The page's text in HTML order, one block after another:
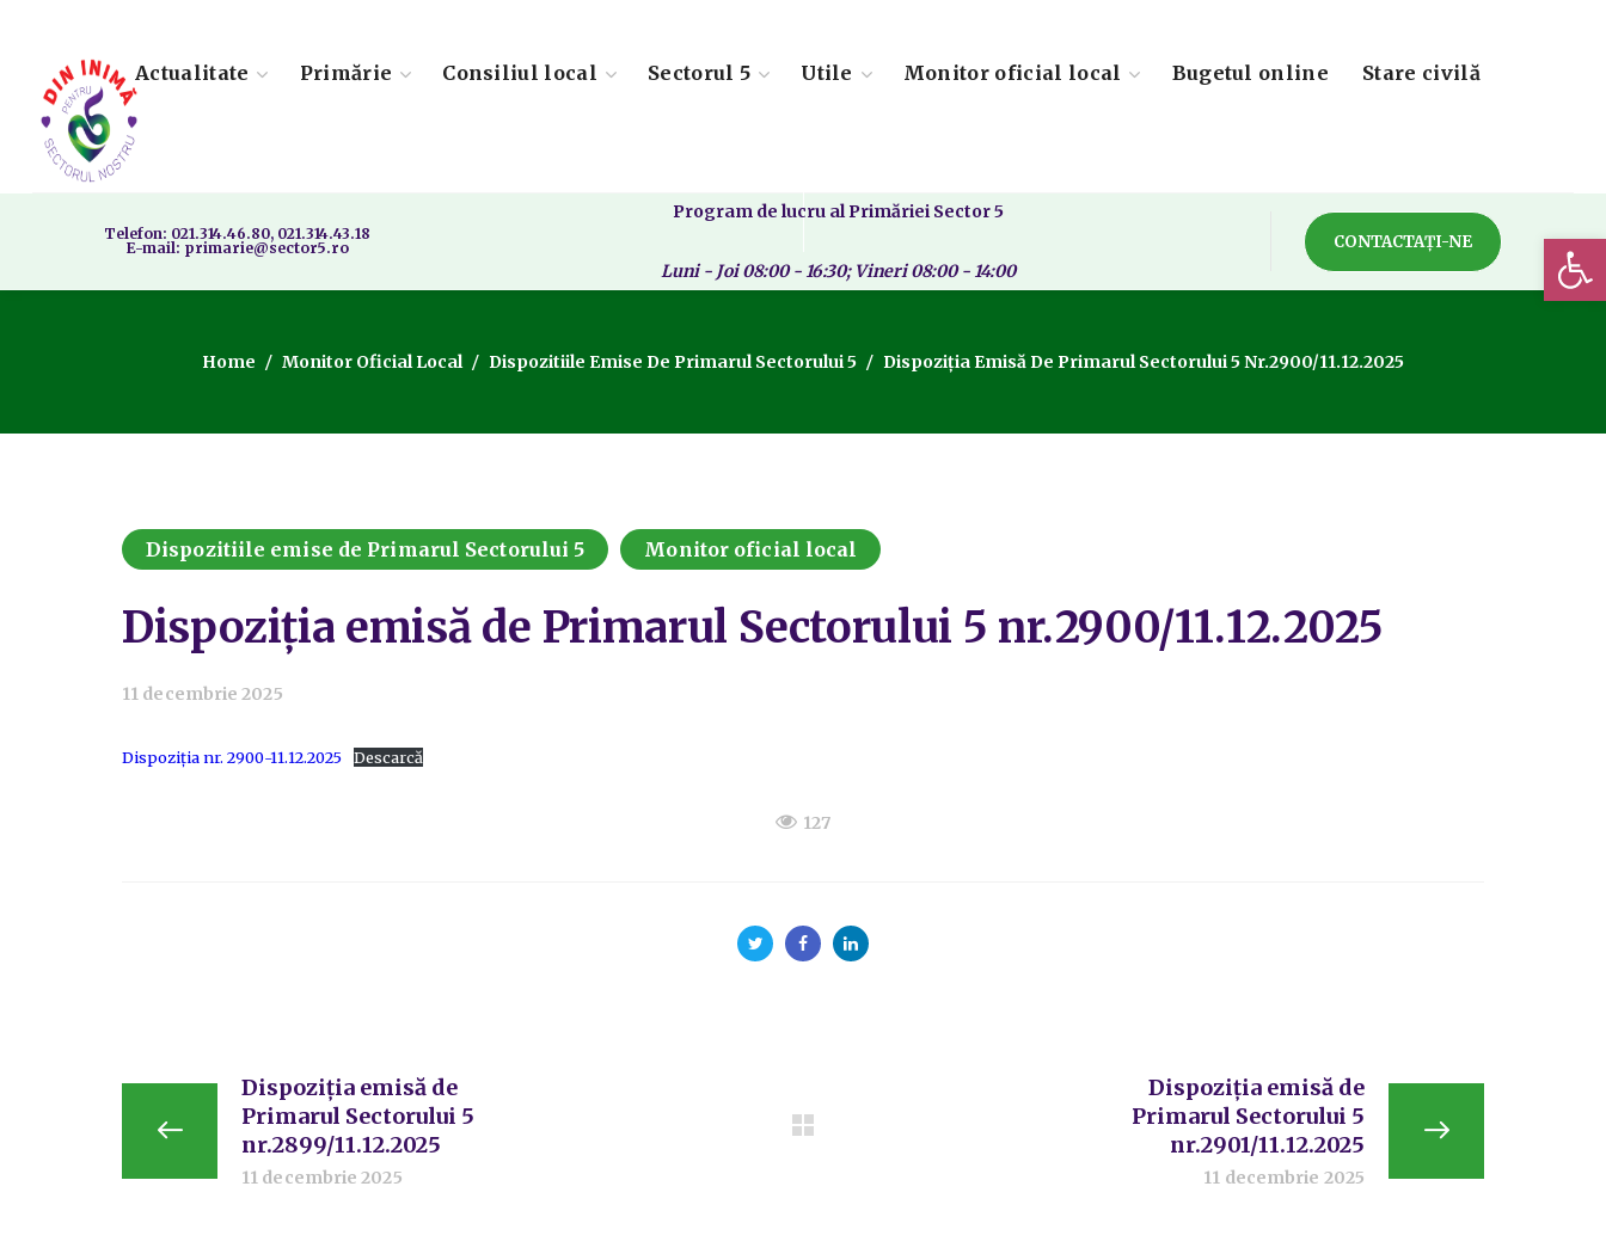
Actualitate Primărie Consiliul local Sectorul 5 Utile Monitor oficial local Bugetul online Stare civilă
Telefon: 021.314.46.80, 021.314.43.18
E-mail: primarie@sector5.ro
Program de lucru al Primăriei Sector 5
Luni - Joi 08:00 - 16:30; Vineri 08:00 - 14:00
CONTACTAȚI-NE
Home Monitor Oficial Local Dispozitiile Emise De Primarul Sectorului 5 Dispoziția Emisă De Primarul Sectorului 5 Nr.2900/11.12.2025
Dispozitiile emise de Primarul Sectorului 5 Monitor oficial local
Dispoziția emisă de Primarul Sectorului 5 nr.2900/11.12.2025
11 decembrie 2025
Dispoziția nr. 2900-11.12.2025 Descarcă
127
Dispoziția emisă de
Primarul Sectorului 5
nr.2899/11.12.2025
11 decembrie 2025
Dispoziția emisă de
Primarul Sectorului 5
nr.2901/11.12.2025
11 decembrie 2025